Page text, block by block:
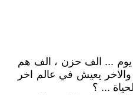
تودع عام كامل (365 ) يوم ... الف حزن ، الف هم
يعيش في عالم اخر
... ؟